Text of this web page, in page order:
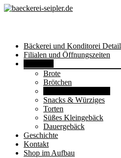
Skip
content
Bäckerei und Konditorei
Filialen und Öffnungszeiten
Brote
Brötchen
Snacks & Würziges
Torten
Süßes Kleingebäck
Dauergebäck
Geschichte
Kontakt
Shop im Aufbau